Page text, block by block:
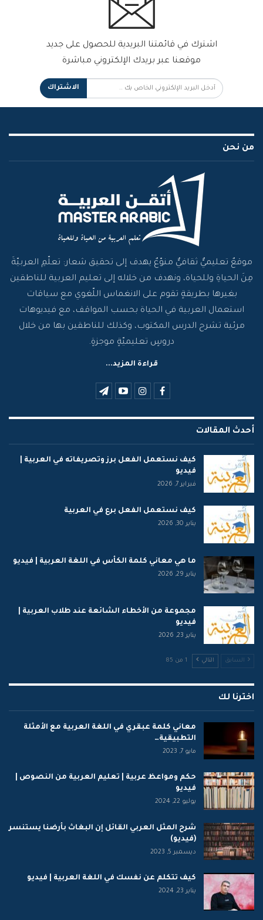
اشترك في قائمتنا البريدية للحصول على جديد
موقعنا عبر بريدك الإلكتروني مباشرة
الاشتراك
من نحن
موقعٌ تعليميٌّ ثقافيٌّ منوّعٌ يهدف إلى تحقيق شعار: تعلّمِ العربيّةَ
مِنَ الحياةِ وللحياة، ونهدف من خلاله إلى تعليم العربية للناطقين
بغيرها بطريقةٍ تقوم على الانغماس اللّغوي مع سياقات
استعمال العربية في الحياة بحسب المواقف، مع فيديوهات
مرئية تشرح الدرس المكتوب، وكذلك للناطقين بها من خلال
دروسٍ تعليميّةٍ موجزةٍ.
قراءة المزيد...
أحدث المقالات
كيف نستعمل الفعل برز وتصريفاته في العربية |
فيديو
فبراير 7, 2026
كيف نستعمل الفعل برع في العربية
يناير 30, 2026
ما هي معاني كلمة الكأس في اللغة العربية | فيديو
يناير 29, 2026
مجموعة من الأخطاء الشائعة عند طلاب العربية |
فيديو
يناير 23, 2026
السابق التالي 1 من 85
اخترنا لك
معاني كلمة عبقري في اللغة العربية مع الأمثلة
التطبيقية…
مايو 7, 2023
حكم ومواعظ عربية | تعليم العربية من النصوص |
فيديو
يوليو 22, 2024
شرح المثل العربي القائل إن البغاث بأرضنا يستنسر
(فيديو)
ديسمبر 5, 2023
كيف تتكلم عن نفسك في اللغة العربية | فيديو
يناير 23, 2024